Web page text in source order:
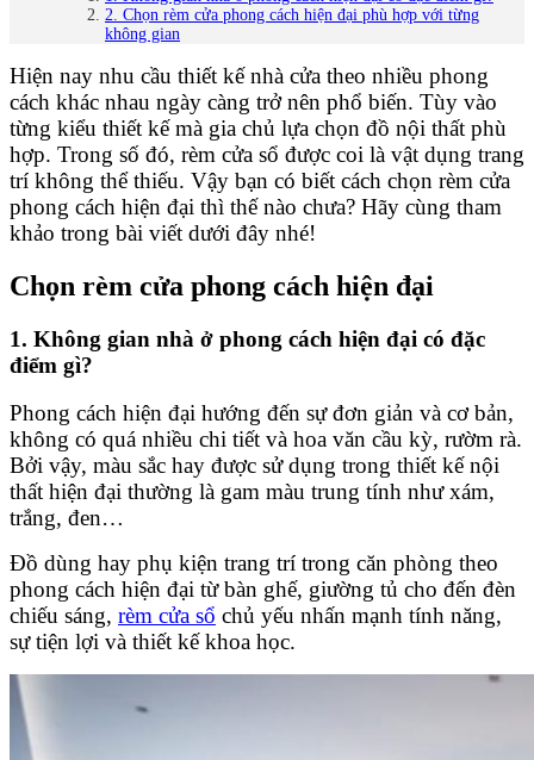
2. Chọn rèm cửa phong cách hiện đại phù hợp với từng
không gian
Hiện nay nhu cầu thiết kế nhà cửa theo nhiều phong
cách khác nhau ngày càng trở nên phổ biến. Tùy vào
từng kiểu thiết kế mà gia chủ lựa chọn đồ nội thất phù
hợp. Trong số đó, rèm cửa sổ được coi là vật dụng trang
trí không thể thiếu. Vậy bạn có biết cách chọn rèm cửa
phong cách hiện đại thì thế nào chưa? Hãy cùng tham
khảo trong bài viết dưới đây nhé!
Chọn rèm cửa phong cách hiện đại
1. Không gian nhà ở phong cách hiện đại có đặc
điểm gì?
Phong cách hiện đại hướng đến sự đơn giản và cơ bản,
không có quá nhiều chi tiết và hoa văn cầu kỳ, rườm rà.
Bởi vậy, màu sắc hay được sử dụng trong thiết kế nội
thất hiện đại thường là gam màu trung tính như xám,
trắng, đen…
Đồ dùng hay phụ kiện trang trí trong căn phòng theo
phong cách hiện đại từ bàn ghế, giường tủ cho đến đèn
chiếu sáng, rèm cửa sổ chủ yếu nhấn mạnh tính năng,
sự tiện lợi và thiết kế khoa học.